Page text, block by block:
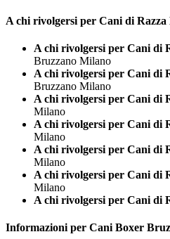
A chi rivolgersi per Cani di Razza
A chi rivolgersi per Cani di
Bruzzano Milano
A chi rivolgersi per Cani di
Bruzzano Milano
A chi rivolgersi per Cani di
Milano
A chi rivolgersi per Cani di
Milano
A chi rivolgersi per Cani di
Milano
A chi rivolgersi per Cani di
Milano
A chi rivolgersi per Cani di
Informazioni per Cani Boxer